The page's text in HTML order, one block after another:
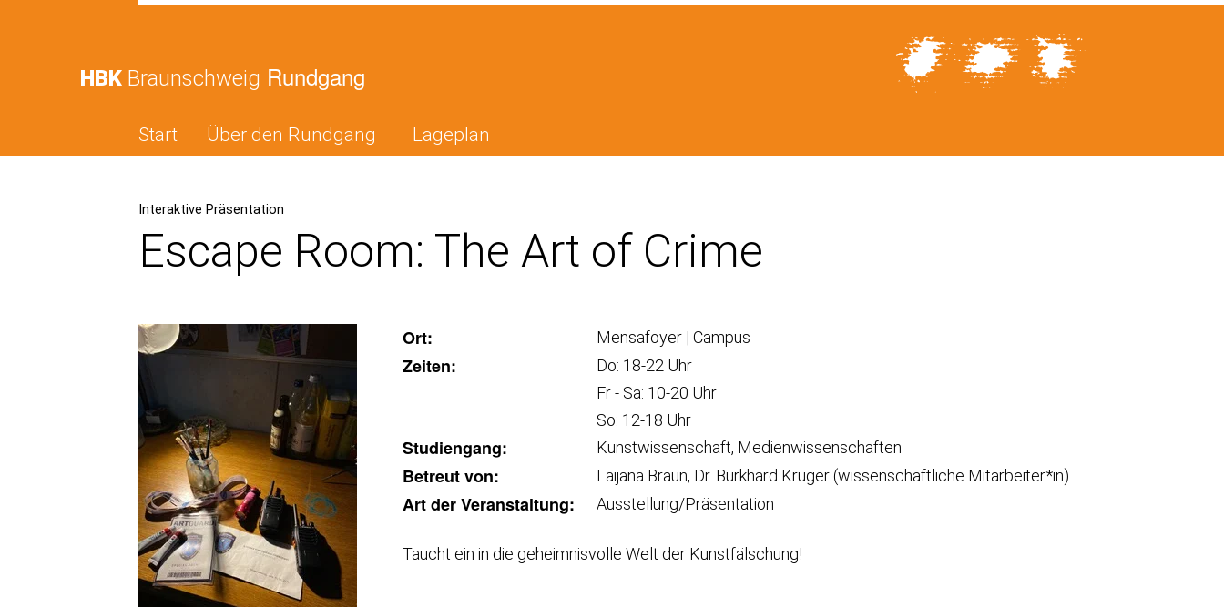
HBK Braunschweig Rundgang
Start Über den Rundgang Lageplan
Interaktive Präsentation
Escape Room: The Art of Crime
Ort: Mensafoyer | Campus
Zeiten:
Do: 18-22 Uhr
Fr - Sa: 10-20 Uhr
So: 12-18 Uhr
Studiengang: Kunstwissenschaft, Medienwissenschaften
Betreut von: Laijana Braun, Dr. Burkhard Krüger (wissenschaftliche Mitarbeiter*in)
Art der Veranstaltung: Ausstellung/Präsentation
Taucht ein in die geheimnisvolle Welt der Kunstfälschung!